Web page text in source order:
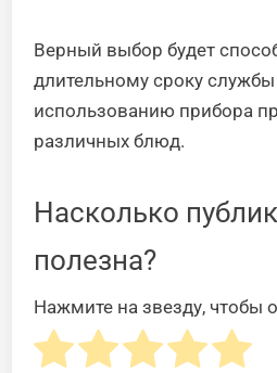
Верный выбор будет
длительному сроку
использованию прибора
различных блюд.
Насколько
полезна?
Нажмите на звезду, чтобы